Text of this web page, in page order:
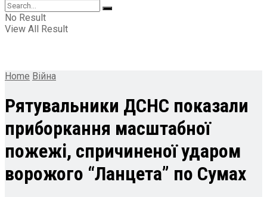
No Result
View All Result
Home Війна
Рятувальники ДСНС показали
приборкання масштабної
пожежі, спричиненої ударом
ворожого “Ланцета” по Сумах